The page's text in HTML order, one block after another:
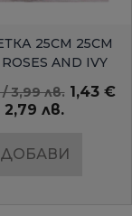
ПРЕГЛЕД
25СМ 25СМ
AND IVY
AMBIENTE
3,99 лв. 1,43 €
2,79 лв.
ДОБАВИ